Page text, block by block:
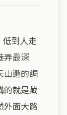
弄最深
山遯的調
的就是藏
外面大路